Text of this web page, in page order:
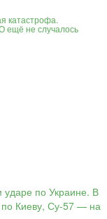
катастрофа.
ещё не случалось